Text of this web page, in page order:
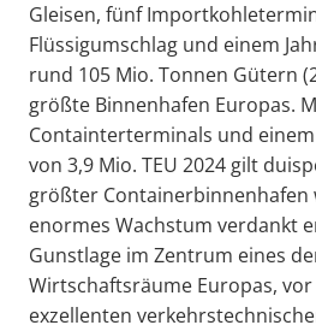
Gleisen, fünf
Flüssigumschlag und einem
rund 105 Mio. Tonnen Gütern
größte Binnenhafen Europas.
Containterterminals und
von 3,9 Mio. TEU 2024 gilt
größter Containerbinnenhafen
enormes Wachstum verdankt
Gunstlage im Zentrum eines
Wirtschaftsräume Europas,
exzellenten